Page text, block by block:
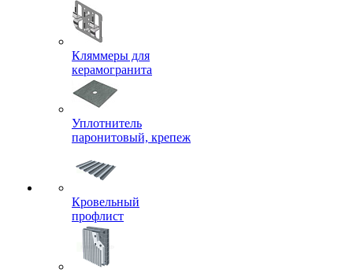
Кляммеры для
керамогранита
Уплотнитель
паронитовый, крепеж
Кровельный
профлист